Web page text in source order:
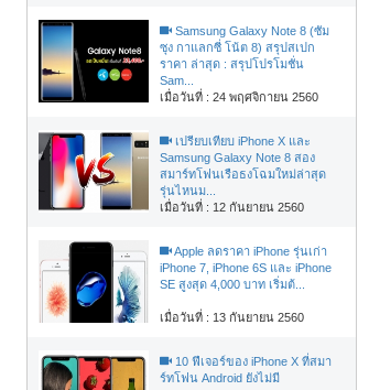
Samsung Galaxy Note 8 (ซัม
ซุง กาแลกซี่ โน้ต 8) สรุปสเปก
ราคา ล่าสุด : สรุปโปรโมชั่น
Sam...
เมื่อวันที่ : 24 พฤศจิกายน 2560
เปรียบเทียบ iPhone X และ
Samsung Galaxy Note 8 สอง
สมาร์ทโฟนเรือธงโฉมใหม่ล่าสุด
รุ่นไหนม...
เมื่อวันที่ : 12 กันยายน 2560
Apple ลดราคา iPhone รุ่นเก่า
iPhone 7, iPhone 6S และ iPhone
SE สูงสุด 4,000 บาท เริ่มต้...
เมื่อวันที่ : 13 กันยายน 2560
10 ฟีเจอร์ของ iPhone X ที่สมา
ร์ทโฟน Android ยังไม่มี